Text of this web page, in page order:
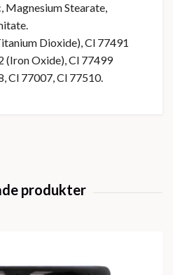
Magnesium Stearate,
Dioxide), Cl 77491
(Iron Oxide), Cl 77499
Cl 77007, Cl 77510.